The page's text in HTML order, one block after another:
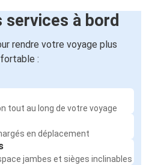
services à bord
rendre votre voyage plus
:
tout au long de votre voyage
en déplacement
jambes et sièges inclinables